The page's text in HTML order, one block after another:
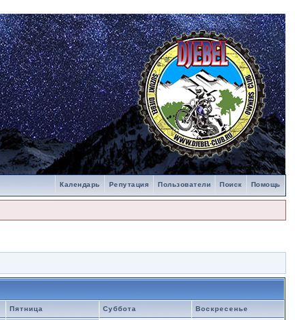
Помощь
Поиск
Пользователи
Репутация
Календарь
Пятница Суббота Воскресенье